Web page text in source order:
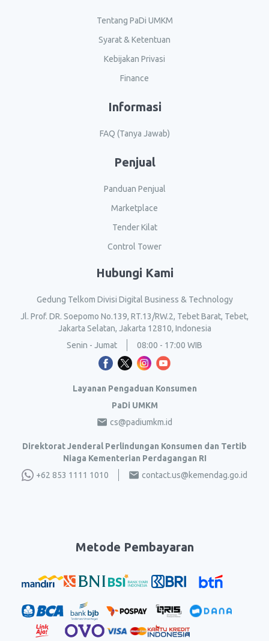
Tentang PaDi UMKM
Syarat & Ketentuan
Kebijakan Privasi
Finance
Informasi
FAQ (Tanya Jawab)
Penjual
Panduan Penjual
Marketplace
Tender Kilat
Control Tower
Hubungi Kami
Gedung Telkom Divisi Digital Business & Technology
Jl. Prof. DR. Soepomo No.139, RT.13/RW.2, Tebet Barat, Tebet,
Jakarta Selatan, Jakarta 12810, Indonesia
Senin - Jumat
08:00 - 17:00 WIB
Layanan Pengaduan Konsumen
PaDi UMKM
cs@padiumkm.id
Direktorat Jenderal Perlindungan Konsumen dan Tertib
Niaga Kementerian Perdagangan RI
+62 853 1111 1010
contact.us@kemendag.go.id
Metode Pembayaran